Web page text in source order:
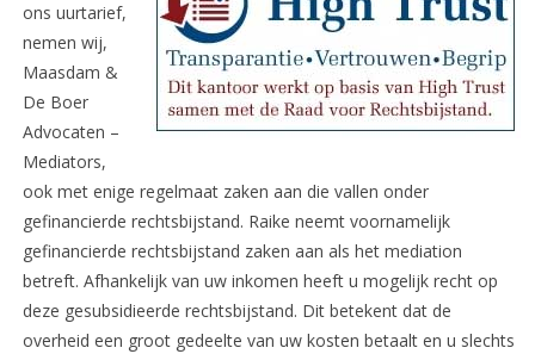
ons uurtarief,
nemen wij,
Maasdam &
De Boer
Advocaten –
Mediators,
ook met enige regelmaat zaken aan die vallen onder
gefinancierde rechtsbijstand. Raike neemt voornamelijk
gefinancierde rechtsbijstand zaken aan als het mediation
betreft. Afhankelijk van uw inkomen heeft u mogelijk recht op
deze gesubsidieerde rechtsbijstand. Dit betekent dat de
overheid een groot gedeelte van uw kosten betaalt en u slechts